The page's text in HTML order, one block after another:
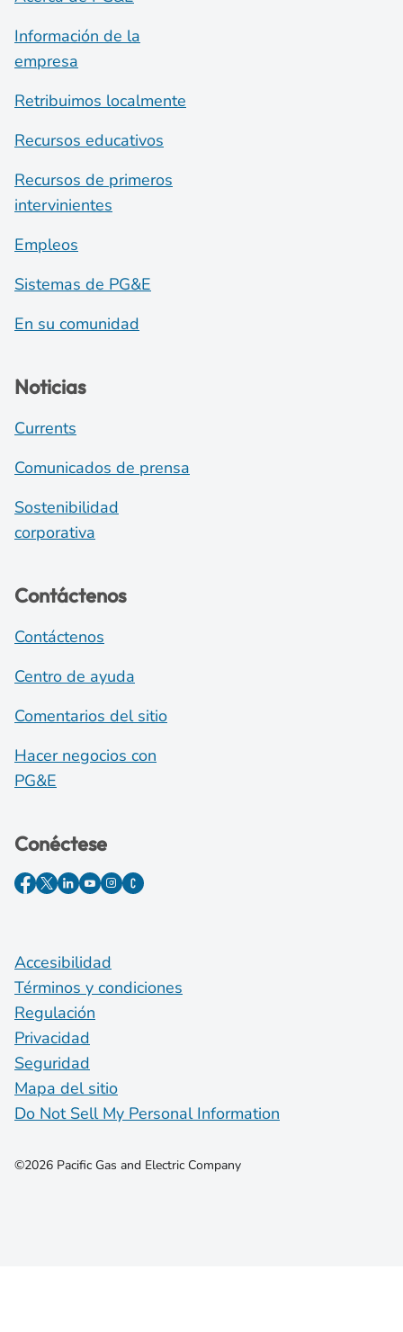
Información de la
empresa
Retribuimos localmente
Recursos educativos
Recursos de primeros
intervinientes
Empleos
Sistemas de PG&E
En su comunidad
Noticias
Currents
Comunicados de prensa
Sostenibilidad
corporativa
Contáctenos
Contáctenos
Centro de ayuda
Comentarios del sitio
Hacer negocios con
PG&E
Conéctese
Accesibilidad
Términos y condiciones
Regulación
Privacidad
Seguridad
Mapa del sitio
Do Not Sell My Personal Information
©2026 Pacific Gas and Electric Company